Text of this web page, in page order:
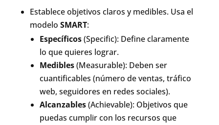
Establece objetivos claros y medibles. Usa el
modelo SMART:
Específicos(Specific): Define claramente
lo que quieres lograr.
Medibles(Measurable): Deben ser
cuantificables (número de ventas, tráfico
web, seguidores en redes sociales).
Alcanzables(Achievable): Objetivos que
puedas cumplir con los recursos que